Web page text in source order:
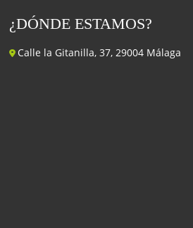
¿DÓNDE ESTAMOS?
Calle la Gitanilla, 37, 29004 Málaga